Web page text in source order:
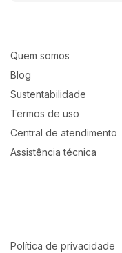
Quem somos
Blog
Sustentabilidade
Termos de uso
Central de atendimento
Assistência técnica
Política de privacidade